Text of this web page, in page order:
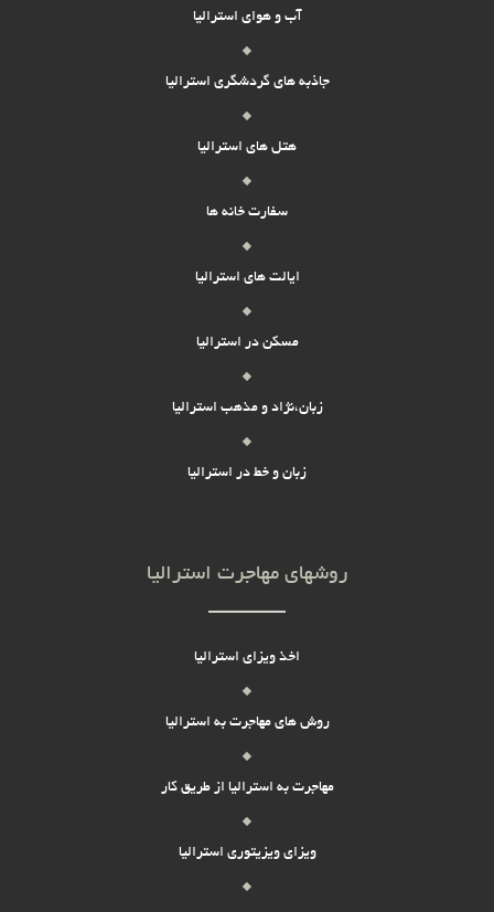
آب و هوای استرالیا
جاذبه های گردشگری استرالیا
هتل های استرالیا
سفارت خانه ها
ایالت های استرالیا
مسکن در استرالیا
زبان،نژاد و مذهب استرالیا
زبان و خط در استرالیا
روشهای مهاجرت استرالیا
اخذ ویزای استرالیا
روش های مهاجرت به استرالیا
مهاجرت به استرالیا از طریق کار
ویزای ویزیتوری استرالیا